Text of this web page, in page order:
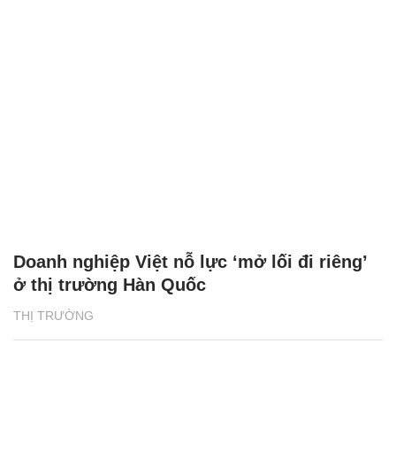
THỊ TRƯỜNG
Doanh nghiệp Việt nỗ lực ‘mở lối đi riêng’
ở thị trường Hàn Quốc